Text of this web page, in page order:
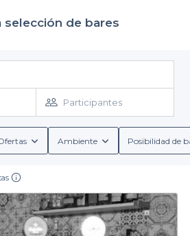
selección de bares
Participantes
Ambiente Posibilidad de